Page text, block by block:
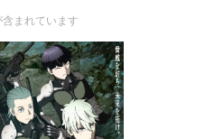
まれています